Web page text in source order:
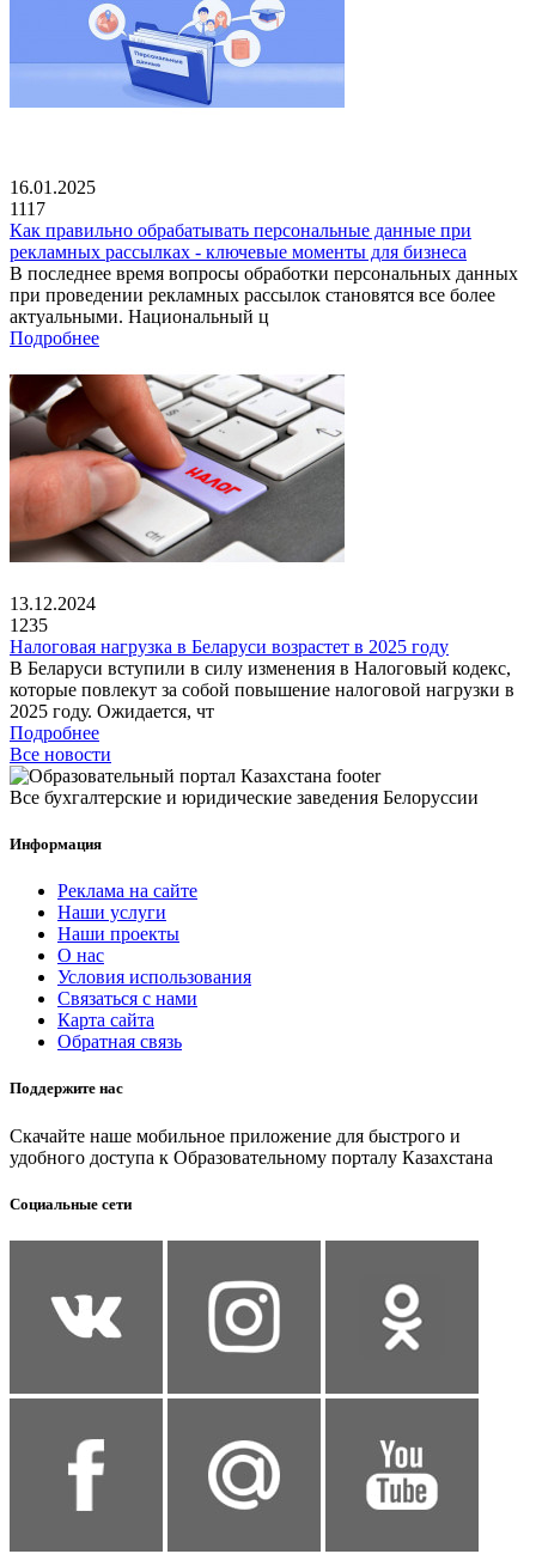
16.01.2025
1117
Как правильно обрабатывать персональные данные при
рекламных рассылках - ключевые моменты для бизнеса
В последнее время вопросы обработки персональных данных
при проведении рекламных рассылок становятся все более
актуальными. Национальный ц
Подробнее
13.12.2024
1235
Налоговая нагрузка в Беларуси возрастет в 2025 году
В Беларуси вступили в силу изменения в Налоговый кодекс,
которые повлекут за собой повышение налоговой нагрузки в
2025 году. Ожидается, чт
Подробнее
Все новости
Все бухгалтерские и юридические заведения Белоруссии
Информация
Реклама на сайте
Наши услуги
Наши проекты
О нас
Условия использования
Связаться с нами
Карта сайта
Обратная связь
Поддержите нас
Скачайте наше мобильное приложение для быстрого и
удобного доступа к Образовательному порталу Казахстана
Социальные сети